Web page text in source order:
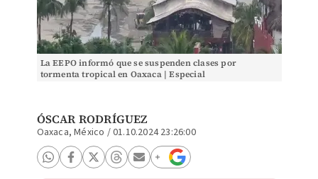
La EEPO informó que se suspenden clases por
tormenta tropical en Oaxaca | Especial
ÓSCAR RODRÍGUEZ
Oaxaca, México /01.10.2024 23:26:00